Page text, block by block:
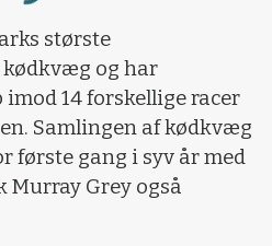
største
og har
14 forskellige racer
Samlingen af kødkvæg
første gang i syv år med
Murray Grey også